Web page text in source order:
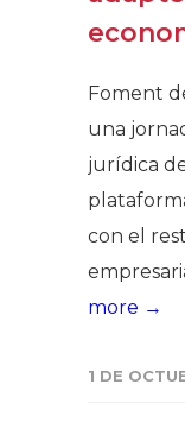
Foment
una
jurídica
con el
more →
1 DE